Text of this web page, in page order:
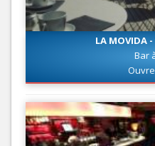
LA MOVIDA
Bar